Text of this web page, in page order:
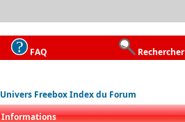
FAQ Rechercher
Univers Freebox Index du Forum
Informations